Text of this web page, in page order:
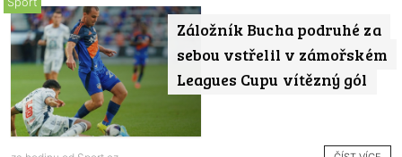
Záložník Bucha podruhé za
sebou vstřelil v zámořském
Leagues Cupu vítězný gól